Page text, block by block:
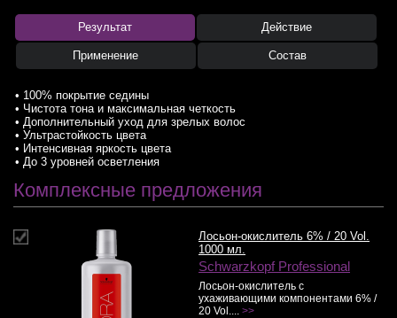
Результат Действие
Применение Состав
• 100% покрытие седины
• Чистота тона и максимальная четкость
• Дополнительный уход для зрелых волос
• Ультрастойкость цвета
• Интенсивная яркость цвета
• До 3 уровней осветления
Комплексные предложения
Лосьон-окислитель 6% / 20 Vol.
1000 мл.
Schwarzkopf Professional
Лосьон-окислитель с
ухаживающими компонентами 6% /
20 Vol.... >>